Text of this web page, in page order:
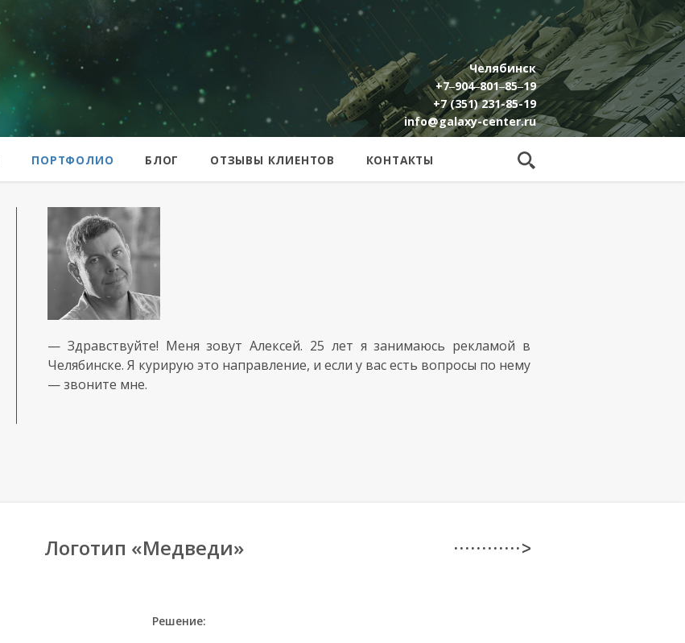
Челябинск
+7‒904‒801‒85‒19
+7 (351) 231-85-19
info@galaxy-center.ru
ПОРТФОЛИО БЛОГ ОТЗЫВЫ КЛИЕНТОВ КОНТАКТЫ
— Здравствуйте! Меня зовут Алексей. 25 лет я занимаюсь рекламой в
Челябинске. Я курирую это направление, и если у вас есть вопросы по нему
— звоните мне.
· · · · · · · · · · · · >
Логотип «Медведи»
Решение: